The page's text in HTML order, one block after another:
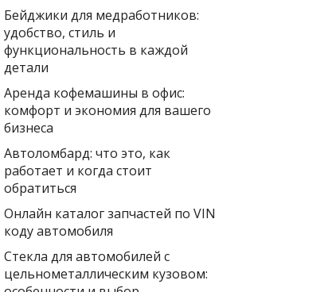
Бейджики для медработников:
удобство, стиль и
функциональность в каждой
детали
Аренда кофемашины в офис:
комфорт и экономия для вашего
бизнеса
Автоломбард: что это, как
работает и когда стоит
обратиться
Онлайн каталог запчастей по VIN
коду автомобиля
Стекла для автомобилей с
цельнометаллическим кузовом: